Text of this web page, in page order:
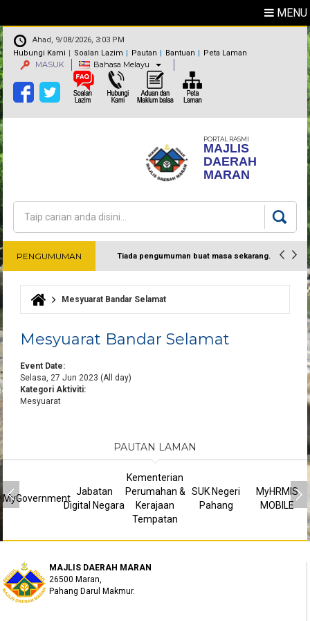
MENU
Ahad, 9/08/2026, 3:03 PM
Hubungi Kami
Soalan Lazim Pautan Bantuan Peta Laman
MASUK Bahasa Melayu
PORTAL RASMI
MAJLIS
DAERAH
MARAN
Borang carian
Carian
PENGUMUMAN Tiada pengumuman buat masa sekarang.
Harap maklum
Anda di sini
Mesyuarat Bandar Selamat
Mesyuarat Bandar Selamat
Event Date:
Selasa, 27 Jun 2023 (All day)
Kategori Aktiviti:
Mesyuarat
PAUTAN LAMAN
MyGovernment
Jabatan
Digital Negara
Kementerian
Perumahan &
Kerajaan
Tempatan
SUK Negeri
Pahang
MyHRMIS
MOBILE
MAJLIS DAERAH MARAN
26500 Maran,
Pahang Darul Makmur.